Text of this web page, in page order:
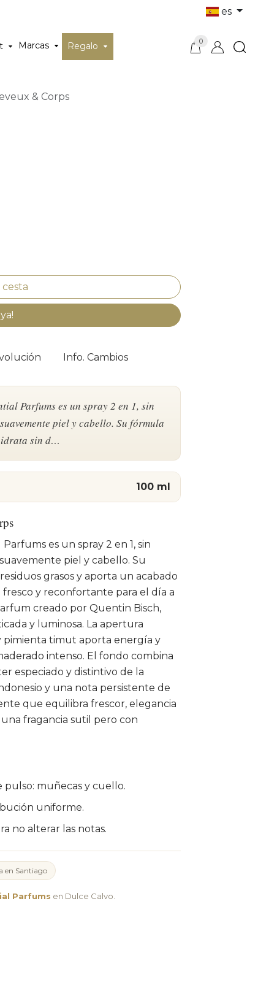
es
Marcas Regalo 0
& Corps
Info. Cambios
Parfums es un spray 2 en 1, sin
piel y cabello. Su fórmula
sin d…
100 ml
es un spray 2 en 1, sin
piel y cabello. Su
grasos y aporta un acabado
fresco y reconfortante para el día a
creado por Quentin Bisch,
y luminosa. La apertura
pimienta timut aporta energía y
intenso. El fondo combina
especiado y distintivo de la
y una nota persistente de
que equilibra frescor, elegancia
fragancia sutil pero con
muñecas y cuello.
uniforme.
no alterar las notas.
en Santiago
Parfums en Dulce Calvo.